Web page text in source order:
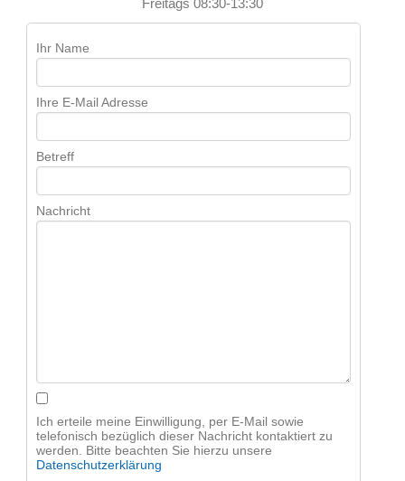
Freitags 08:30-13:30
Ihr Name
Ihre E-Mail Adresse
Betreff
Nachricht
Ich erteile meine Einwilligung, per E-Mail sowie
telefonisch bezüglich dieser Nachricht kontaktiert zu
werden. Bitte beachten Sie hierzu unsere
Datenschutzerklärung